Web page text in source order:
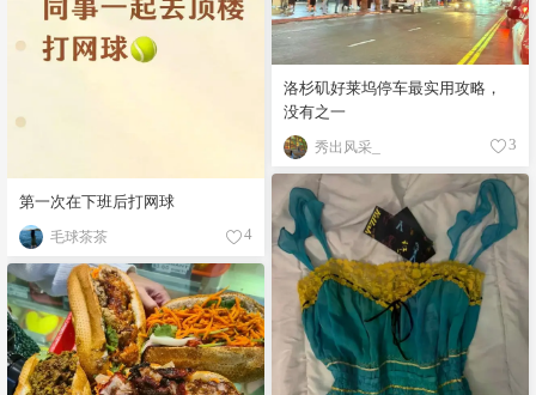
洛杉矶好莱坞停车最实用攻略，
没有之一
秀出风采_ 3
第一次在下班后打网球
毛球茶茶 4